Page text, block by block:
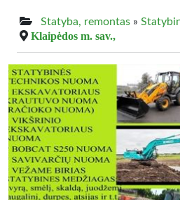
Statyba, remontas »
Klaipėdos m. sav.,